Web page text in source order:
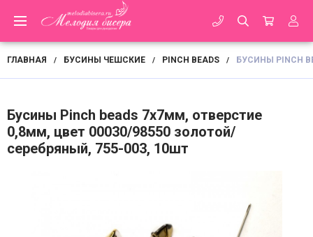
ГЛАВНАЯ / БУСИНЫ ЧЕШСКИЕ / PINCH BEADS / БУСИНЫ PINCH
Бусины Pinch beads 7х7мм, отверстие
0,8мм, цвет 00030/98550 золотой/
серебряный, 755-003, 10шт